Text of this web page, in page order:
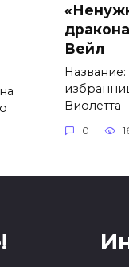
Вейл
Виолетта
0